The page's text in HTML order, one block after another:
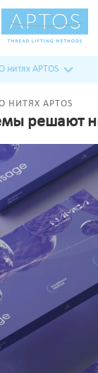
нитях APTOS
НИТЯХ APTOS
решают